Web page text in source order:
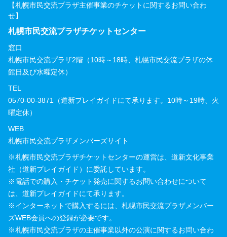
【札幌市民交流プラザ主催事業のチケットに関するお問い合わ
せ】
札幌市民交流プラザチケットセンター
窓口
札幌市民交流プラザ2階（10時～18時、札幌市民交流プラザの休
館日及び水曜定休）
TEL
0570-00-3871（道新プレイガイドにて承ります。10時～19時、火
曜定休）
WEB
札幌市民交流プラザメンバーズサイト
※札幌市民交流プラザチケットセンターの運営は、道新文化事業
社（道新プレイガイド）に委託しています。
※電話での購入・チケット発売に関するお問い合わせについて
は、道新プレイガイドにて承ります。
※インターネットで購入するには、札幌市民交流プラザメンバー
ズWEB会員への登録が必要です。
※札幌市民交流プラザの主催事業以外の公演に関するお問い合わ